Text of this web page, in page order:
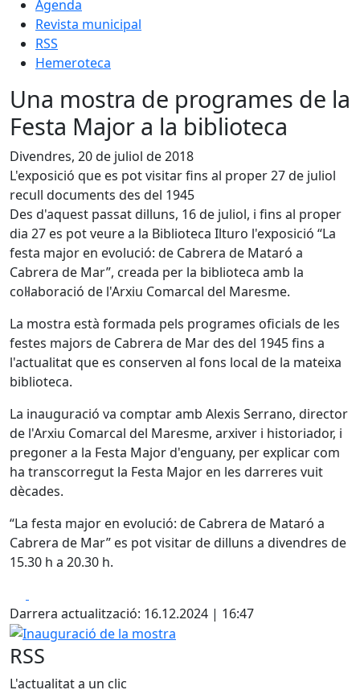
Agenda
Revista municipal
RSS
Hemeroteca
Una mostra de programes de la
Festa Major a la biblioteca
Divendres, 20 de juliol de 2018
L'exposició que es pot visitar fins al proper 27 de juliol
recull documents des del 1945
Des d'aquest passat dilluns, 16 de juliol, i fins al proper
dia 27 es pot veure a la Biblioteca Ilturo l'exposició “La
festa major en evolució: de Cabrera de Mataró a
Cabrera de Mar”, creada per la biblioteca amb la
col·laboració de l'Arxiu Comarcal del Maresme.
La mostra està formada pels programes oficials de les
festes majors de Cabrera de Mar des del 1945 fins a
l'actualitat que es conserven al fons local de la mateixa
biblioteca.
La inauguració va comptar amb Alexis Serrano, director
de l'Arxiu Comarcal del Maresme, arxiver i historiador, i
pregoner a la Festa Major d'enguany, per explicar com
ha transcorregut la Festa Major en les darreres vuit
dècades.
“La festa major en evolució: de Cabrera de Mataró a
Cabrera de Mar” es pot visitar de dilluns a divendres de
15.30 h a 20.30 h.
Darrera actualització: 16.12.2024 | 16:47
Inauguració de la mostra
RSS
L'actualitat a un clic